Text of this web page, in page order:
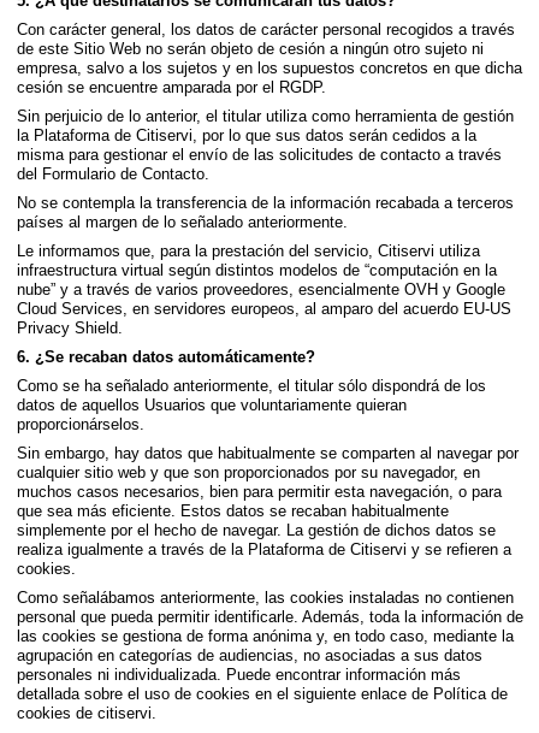
Con carácter general, los datos de carácter personal recogidos a través
de este Sitio Web no serán objeto de cesión a ningún otro sujeto ni
empresa, salvo a los sujetos y en los supuestos concretos en que dicha
cesión se encuentre amparada por el RGDP.
Sin perjuicio de lo anterior, el titular utiliza como herramienta de gestión
la Plataforma de Citiservi, por lo que sus datos serán cedidos a la
misma para gestionar el envío de las solicitudes de contacto a través
del Formulario de Contacto.
No se contempla la transferencia de la información recabada a terceros
países al margen de lo señalado anteriormente.
Le informamos que, para la prestación del servicio, Citiservi utiliza
infraestructura virtual según distintos modelos de “computación en la
nube” y a través de varios proveedores, esencialmente OVH y Google
Cloud Services, en servidores europeos, al amparo del acuerdo EU-US
Privacy Shield.
6. ¿Se recaban datos automáticamente?
Como se ha señalado anteriormente, el titular sólo dispondrá de los
datos de aquellos Usuarios que voluntariamente quieran
proporcionárselos.
Sin embargo, hay datos que habitualmente se comparten al navegar por
cualquier sitio web y que son proporcionados por su navegador, en
muchos casos necesarios, bien para permitir esta navegación, o para
que sea más eficiente. Estos datos se recaban habitualmente
simplemente por el hecho de navegar. La gestión de dichos datos se
realiza igualmente a través de la Plataforma de Citiservi y se refieren a
cookies.
Como señalábamos anteriormente, las cookies instaladas no contienen
personal que pueda permitir identificarle. Además, toda la información de
las cookies se gestiona de forma anónima y, en todo caso, mediante la
agrupación en categorías de audiencias, no asociadas a sus datos
personales ni individualizada. Puede encontrar información más
detallada sobre el uso de cookies en el siguiente enlace de Política de
cookies de citiservi.